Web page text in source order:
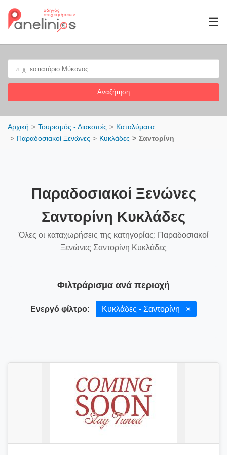
☰
Αναζήτηση
Αρχική Τουρισμός - Διακοπές
Καταλύματα
Παραδοσιακοί Ξενώνες
Κυκλάδες Σαντορίνη
Παραδοσιακοί Ξενώνες
Σαντορίνη Κυκλάδες
Όλες οι καταχωρήσεις της κατηγορίας: Παραδοσιακοί
Ξενώνες Σαντορίνη Κυκλάδες
Φιλτράρισμα ανά περιοχή
Ενεργό φίλτρο: Κυκλάδες - Σαντορίνη ×